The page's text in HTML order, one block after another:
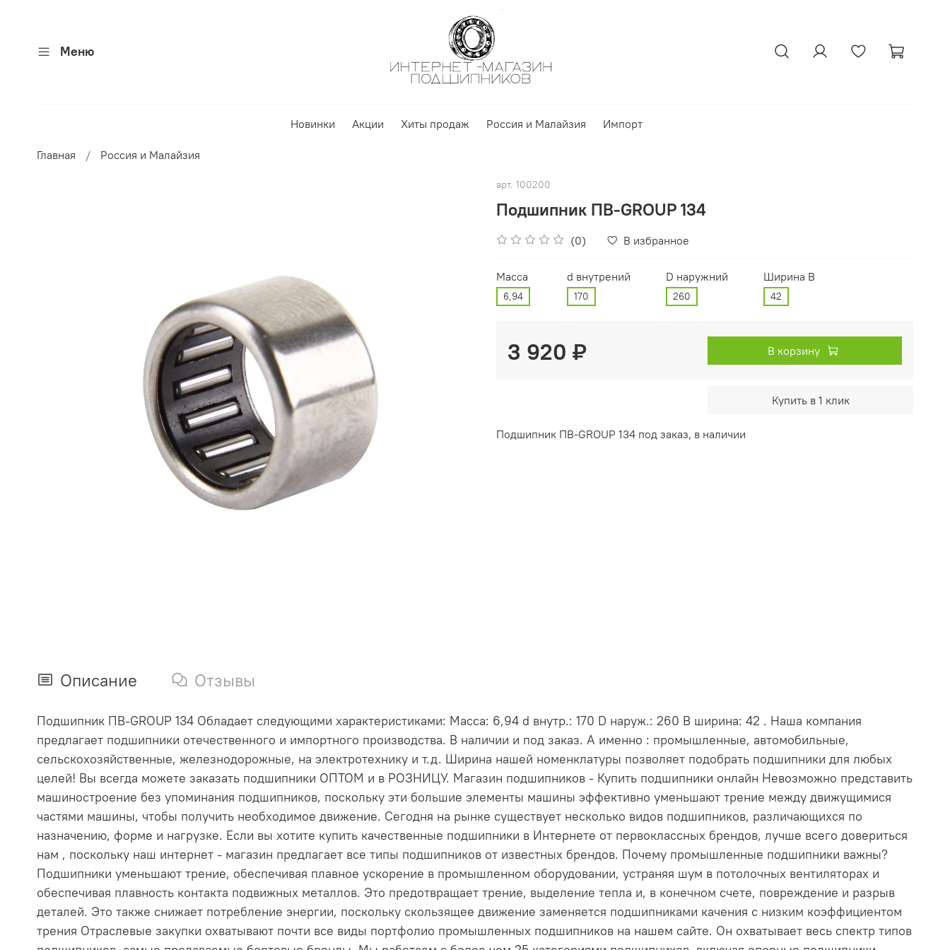
Меню
Новинки Акции Хиты продаж Россия и Малайзия Импорт
Главная Россия и Малайзия
арт. 100200
Подшипник ПВ-GROUP 134
(0) В избранное
Масса
6,94
d внутрений
170
D наружний
260
Ширина В
42
3 920 ₽ В корзину
Купить в 1 клик
Подшипник ПВ-GROUP 134 под заказ, в наличии
Описание Отзывы
Подшипник ПВ-GROUP 134 Обладает следующими характеристиками: Масса: 6,94 d внутр.: 170 D наруж.: 260 В ширина: 42 . Наша компания
предлагает подшипники отечественного и импортного производства. В наличии и под заказ. А именно : промышленные, автомобильные,
сельскохозяйственные, железнодорожные, на электротехнику и т.д. Ширина нашей номенклатуры позволяет подобрать подшипники для любых
целей! Вы всегда можете заказать подшипники ОПТОМ и в РОЗНИЦУ. Магазин подшипников - Купить подшипники онлайн Невозможно представить
машиностроение без упоминания подшипников, поскольку эти большие элементы машины эффективно уменьшают трение между движущимися
частями машины, чтобы получить необходимое движение. Сегодня на рынке существует несколько видов подшипников, различающихся по
назначению, форме и нагрузке. Если вы хотите купить качественные подшипники в Интернете от первоклассных брендов, лучше всего довериться
нам , поскольку наш интернет - магазин предлагает все типы подшипников от известных брендов. Почему промышленные подшипники важны?
Подшипники уменьшают трение, обеспечивая плавное ускорение в промышленном оборудовании, устраняя шум в потолочных вентиляторах и
обеспечивая плавность контакта подвижных металлов. Это предотвращает трение, выделение тепла и, в конечном счете, повреждение и разрыв
деталей. Это также снижает потребление энергии, поскольку скользящее движение заменяется подшипниками качения с низким коэффициентом
трения Отраслевые закупки охватывают почти все виды портфолио промышленных подшипников на нашем сайте. Он охватывает весь спектр типов